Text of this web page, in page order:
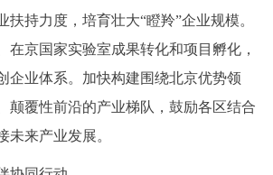
扶持力度，培育壮大“瞪羚”企业规模。
在京国家实验室成果转化和项目孵化，
企业体系。加快构建围绕北京优势领
颠覆性前沿的产业梯队，鼓励各区结合
未来产业发展。